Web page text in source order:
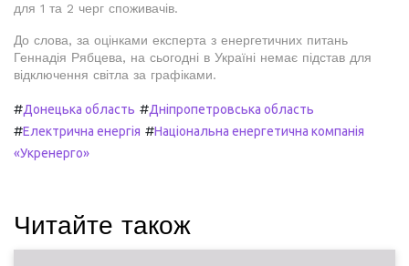
для 1 та 2 черг споживачів.
До слова, за оцінками експерта з енергетичних питань
Геннадія Рябцева, на сьогодні в Україні немає підстав для
відключення світла за графіками.
#Донецька область #Дніпропетровська область
#Електрична енергія #Національна енергетична компанія
«Укренерго»
Читайте також